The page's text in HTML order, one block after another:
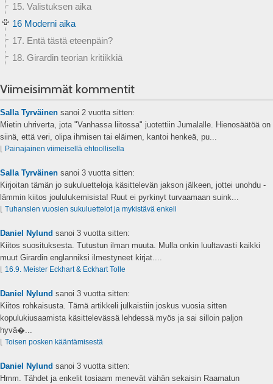
15. Valistuksen aika
16 Moderni aika
17. Entä tästä eteenpäin?
18. Girardin teorian kritiikkiä
Viimeisimmät kommentit
Salla Tyrväinen sanoi 2 vuotta sitten:
Mietin uhriverta, jota "Vanhassa liitossa" juotettiin Jumalalle. Hienosäätöä on
siinä, että veri, olipa ihmisen tai eläimen, kantoi henkeä, pu...
⌊ Painajainen viimeisellä ehtoollisella
Salla Tyrväinen sanoi 3 vuotta sitten:
Kirjoitan tämän jo sukuluetteloja käsittelevän jakson jälkeen, jottei unohdu -
lämmin kiitos joululukemisista! Ruut ei pyrkinyt turvaamaan suink...
⌊ Tuhansien vuosien sukuluettelot ja mykistävä enkeli
Daniel Nylund sanoi 3 vuotta sitten:
Kiitos suosituksesta. Tutustun ilman muuta. Mulla onkin luultavasti kaikki
muut Girardin englanniksi ilmestyneet kirjat....
⌊ 16.9. Meister Eckhart & Eckhart Tolle
Daniel Nylund sanoi 3 vuotta sitten:
Kiitos rohkaisusta. Tämä artikkeli julkaistiin joskus vuosia sitten
kopulukiusaamista käsittelevässä lehdessä myös ja sai silloin paljon
hyvä�...
⌊ Toisen posken kääntämisestä
Daniel Nylund sanoi 3 vuotta sitten:
Hmm. Tähdet ja enkelit tosiaam menevät vähän sekaisin Raamatun